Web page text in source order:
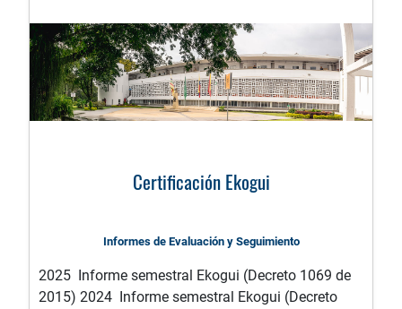
Certificación Ekogui
Informes de Evaluación y Seguimiento
2025 Informe semestral Ekogui (Decreto 1069 de
2015) 2024 Informe semestral Ekogui (Decreto